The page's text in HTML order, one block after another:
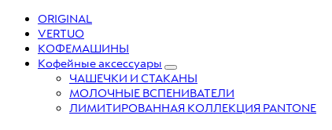
ORIGINAL
VERTUO
КОФЕМАШИНЫ
Кофейные аксессуары
ЧАШЕЧКИ И СТАКАНЫ
МОЛОЧНЫЕ ВСПЕНИВАТЕЛИ
ЛИМИТИРОВАННАЯ КОЛЛЕКЦИЯ PANTONE